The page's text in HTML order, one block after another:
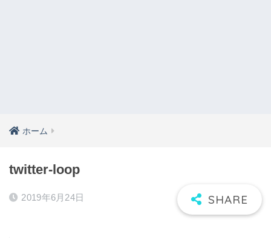
ホーム
twitter-loop
2019年6月24日